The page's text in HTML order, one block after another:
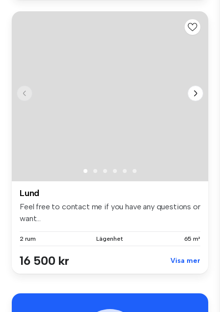
Lund
Feel free to contact me if you have any questions or
want...
2 rum Lägenhet 65 m²
16 500 kr Visa mer